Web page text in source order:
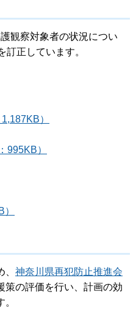
観察対象者の状況につい
正しています。
）
995KB）
神奈川県再犯防止推進会
策の評価を行い、計画の効